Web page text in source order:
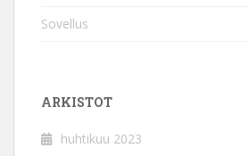
Sovellus
ARKISTOT
huhtikuu 2023